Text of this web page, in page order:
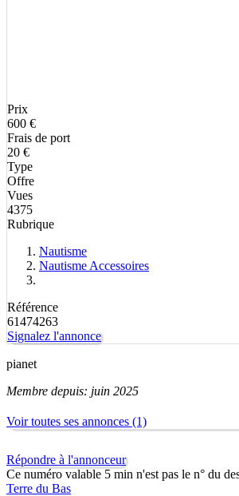
Prix
600 €
Frais de port
20 €
Type
Offre
Vues
4375
Rubrique
Nautisme
Nautisme Accessoires
Référence
61474263
Signalez l'annonce
pianet
Membre depuis: juin 2025
Voir toutes ses annonces (1)
Répondre à l'annonceur
Ce numéro valable 5 min n'est pas le n° du
Terre du Bas